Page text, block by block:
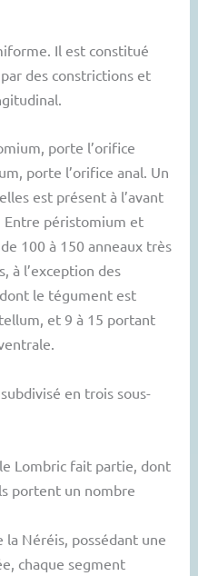
Il est constitué
des constrictions et
porte l’orifice
porte l’orifice anal. Un
est présent à l’avant
Entre péristomium et
100 à 150 anneaux très
à l’exception des
le tégument est
et 9 à 15 portant
en trois sous-
Lombric fait partie, dont
portent un nombre
la Néréis, possédant une
chaque segment